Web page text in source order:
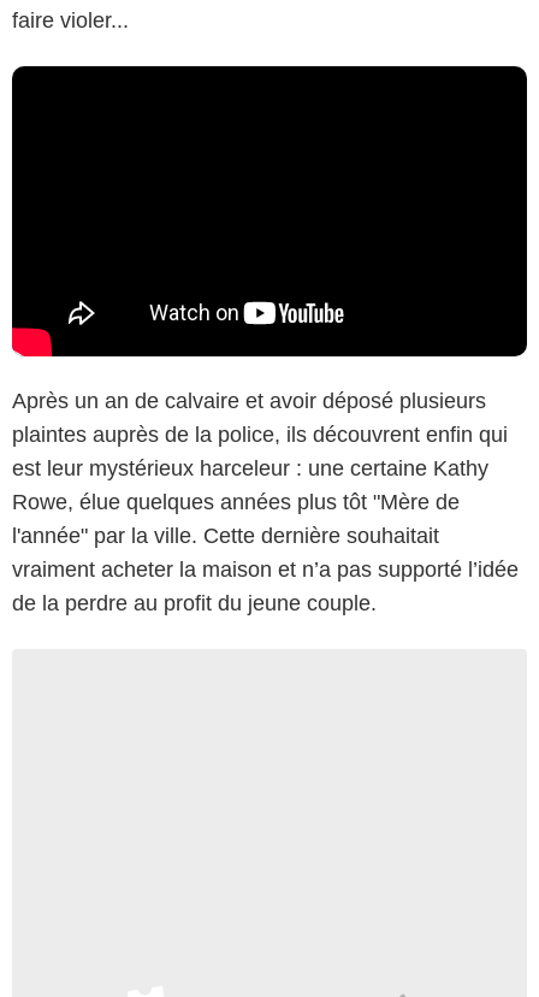
faire violer...
Après un an de calvaire et avoir déposé plusieurs
plaintes auprès de la police, ils découvrent enfin qui
est leur mystérieux harceleur : une certaine Kathy
Rowe, élue quelques années plus tôt "Mère de
l'année" par la ville. Cette dernière souhaitait
vraiment acheter la maison et n’a pas supporté l’idée
de la perdre au profit du jeune couple.